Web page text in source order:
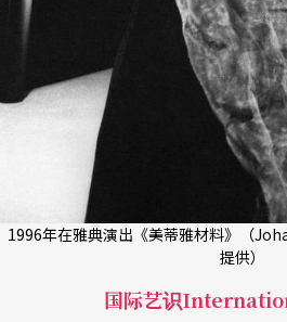
1996年在雅典演出《美蒂雅材料》（
提供）
国际艺识